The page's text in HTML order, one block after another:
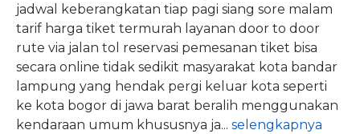
jadwal keberangkatan tiap pagi siang sore malam
tarif harga tiket termurah layanan door to door
rute via jalan tol reservasi pemesanan tiket bisa
secara online tidak sedikit masyarakat kota bandar
lampung yang hendak pergi keluar kota seperti
ke kota bogor di jawa barat beralih menggunakan
kendaraan umum khususnya ja... selengkapnya